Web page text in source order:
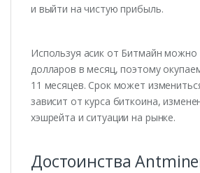
и выйти на чистую прибыль.
Используя асик от Битмайн можно
долларов в месяц, поэтому
11 месяцев. Срок может
зависит от курса биткоина,
хэшрейта и ситуации на рынке.
Достоинства